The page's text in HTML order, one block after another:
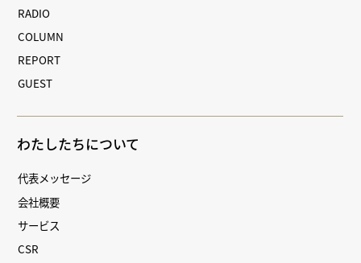
RADIO
COLUMN
REPORT
GUEST
わたしたちについて
代表メッセージ
会社概要
サービス
CSR